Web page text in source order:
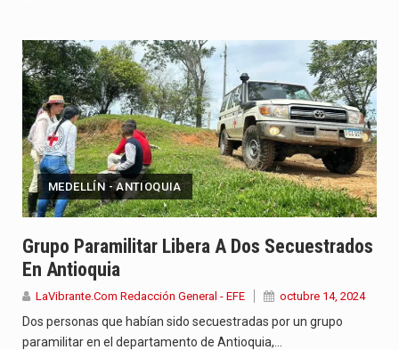
MEDELLÍN - ANTIOQUIA
Grupo Paramilitar Libera A Dos Secuestrados
En Antioquia
LaVibrante.Com Redacción General - EFE octubre 14, 2024
Dos personas que habían sido secuestradas por un grupo
paramilitar en el departamento de Antioquia,…